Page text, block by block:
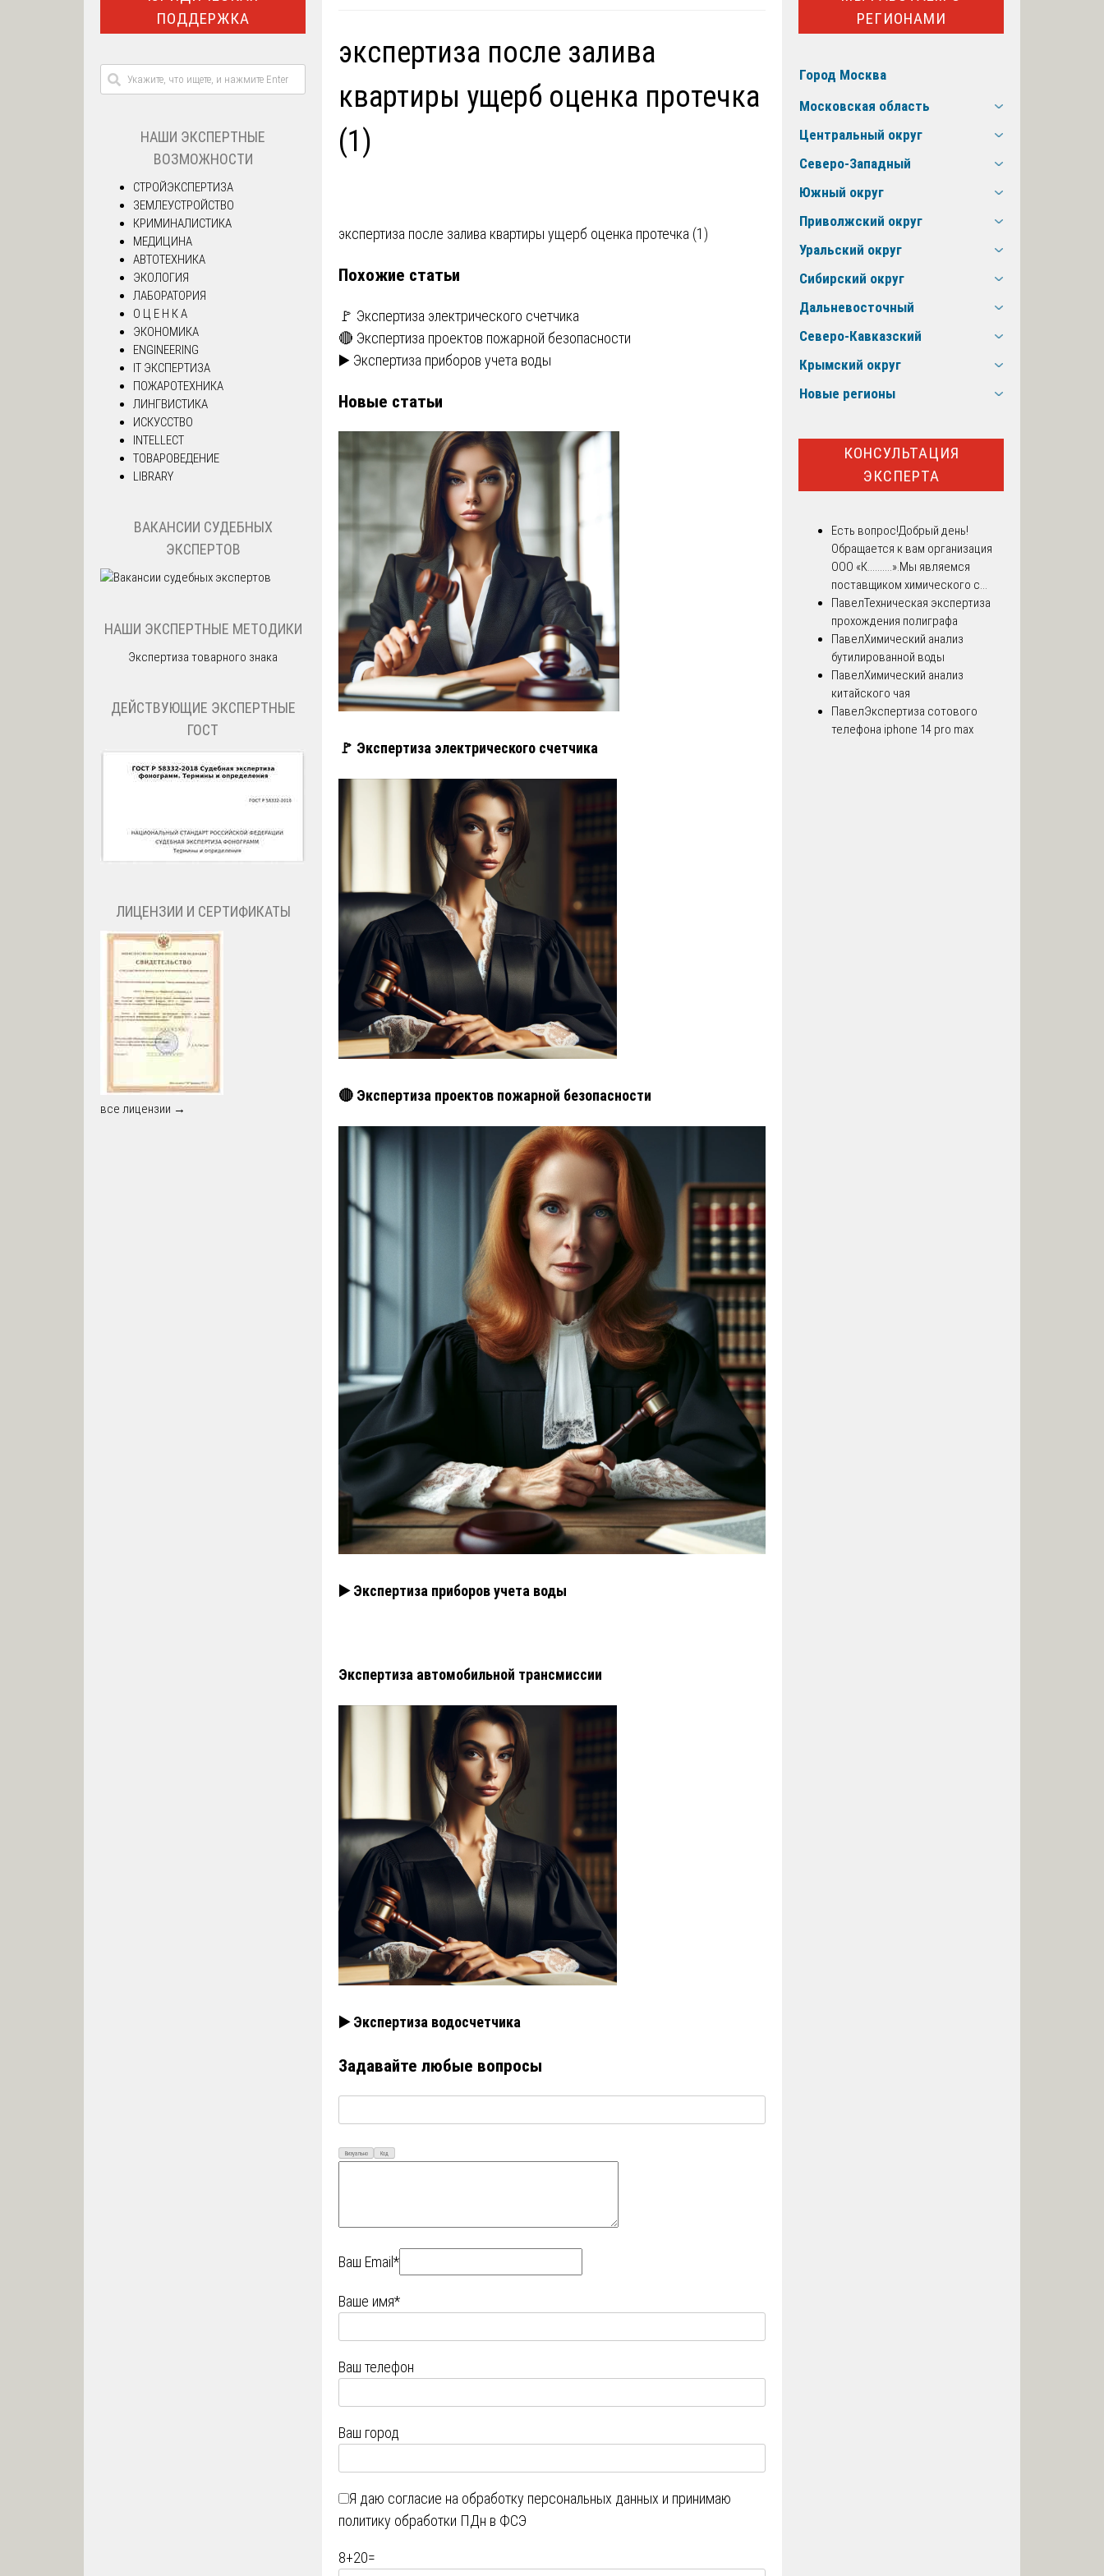
экспертиза после залива
квартиры ущерб оценка протечка
(1)
Навигация
по
записям
экспертиза после залива квартиры ущерб оценка протечка (1)
Похожие статьи
🚩 Экспертиза электрического счетчика
🔴 Экспертиза проектов пожарной безопасности
▶️ Экспертиза приборов учета воды
Новые статьи
🚩 Экспертиза электрического счетчика
🔴 Экспертиза проектов пожарной безопасности
▶️ Экспертиза приборов учета воды
Экспертиза автомобильной трансмиссии
▶️ Экспертиза водосчетчика
Задавайте любые вопросы
Визуально Код
Ваш Email*
Ваше имя*
Ваш телефон
Ваш город
Я даю согласие на обработку персональных данных и принимаю
политику обработки ПДн в ФСЭ
8+20=
ПОДДЕРЖКА
НАШИ ЭКСПЕРТНЫЕ
ВОЗМОЖНОСТИ
СТРОЙЭКСПЕРТИЗА
ЗЕМЛЕУСТРОЙСТВО
КРИМИНАЛИСТИКА
МЕДИЦИНА
АВТОТЕХНИКА
ЭКОЛОГИЯ
ЛАБОРАТОРИЯ
О Ц Е Н К А
ЭКОНОМИКА
ENGINEERING
IT ЭКСПЕРТИЗА
ПОЖАРОТЕХНИКА
ЛИНГВИСТИКА
ИСКУССТВО
INTELLECT
ТОВАРОВЕДЕНИЕ
LIBRARY
ВАКАНСИИ СУДЕБНЫХ
ЭКСПЕРТОВ
НАШИ ЭКСПЕРТНЫЕ МЕТОДИКИ
Экспертиза товарного знака
ДЕЙСТВУЮЩИЕ ЭКСПЕРТНЫЕ
ГОСТ
ЛИЦЕНЗИИ И СЕРТИФИКАТЫ
все лицензии →
РЕГИОНАМИ
Город Москва
Московская область
Центральный округ
Северо-Западный
Южный округ
Приволжский округ
Уральский округ
Сибирский округ
Дальневосточный
Северо-Кавказский
Крымский округ
Новые регионы
КОНСУЛЬТАЦИЯ
ЭКСПЕРТА
Есть вопрос!Добрый день!
Обращается к вам организация
ООО «К..........».Мы являемся
поставщиком химического с...
ПавелТехническая экспертиза
прохождения полиграфа
ПавелХимический анализ
бутилированной воды
ПавелХимический анализ
китайского чая
ПавелЭкспертиза сотового
телефона iphone 14 pro max